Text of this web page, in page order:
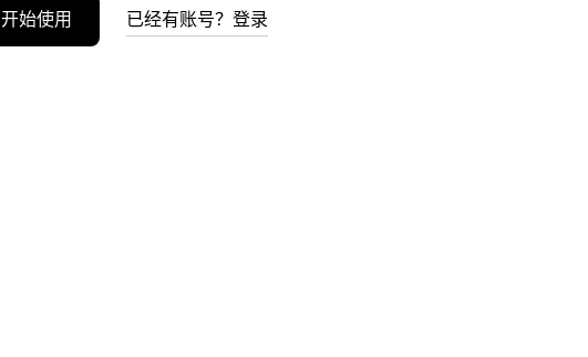
开始使用 已经有账号？登录